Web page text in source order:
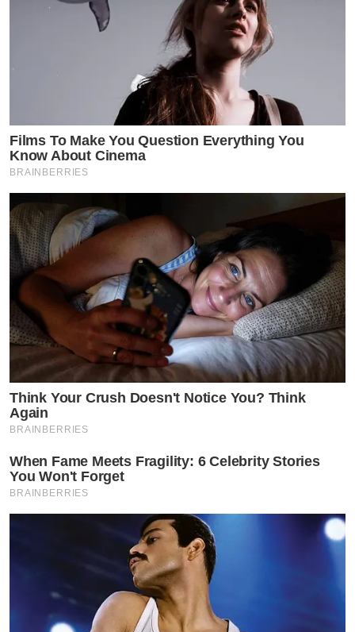
Films To Make You Question Everything You
Know About Cinema
BRAINBERRIES
Think Your Crush Doesn't Notice You? Think
Again
BRAINBERRIES
When Fame Meets Fragility: 6 Celebrity Stories
You Won't Forget
BRAINBERRIES